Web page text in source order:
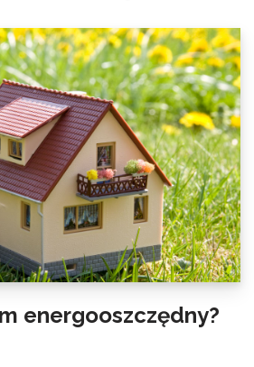
energooszczędny?